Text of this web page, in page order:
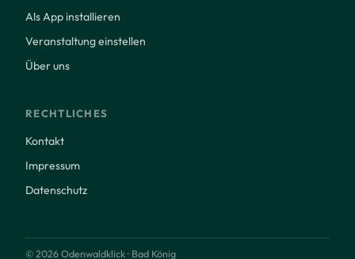
Als App installieren
Veranstaltung einstellen
Über uns
RECHTLICHES
Kontakt
Impressum
Datenschutz
© 2026 Odenwaldklick · Bad König